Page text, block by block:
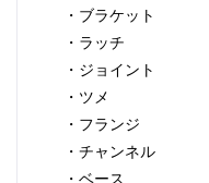
・ブラケット
・ラッチ
・ジョイント
・ツメ
・フランジ
・チャンネル
・ベース